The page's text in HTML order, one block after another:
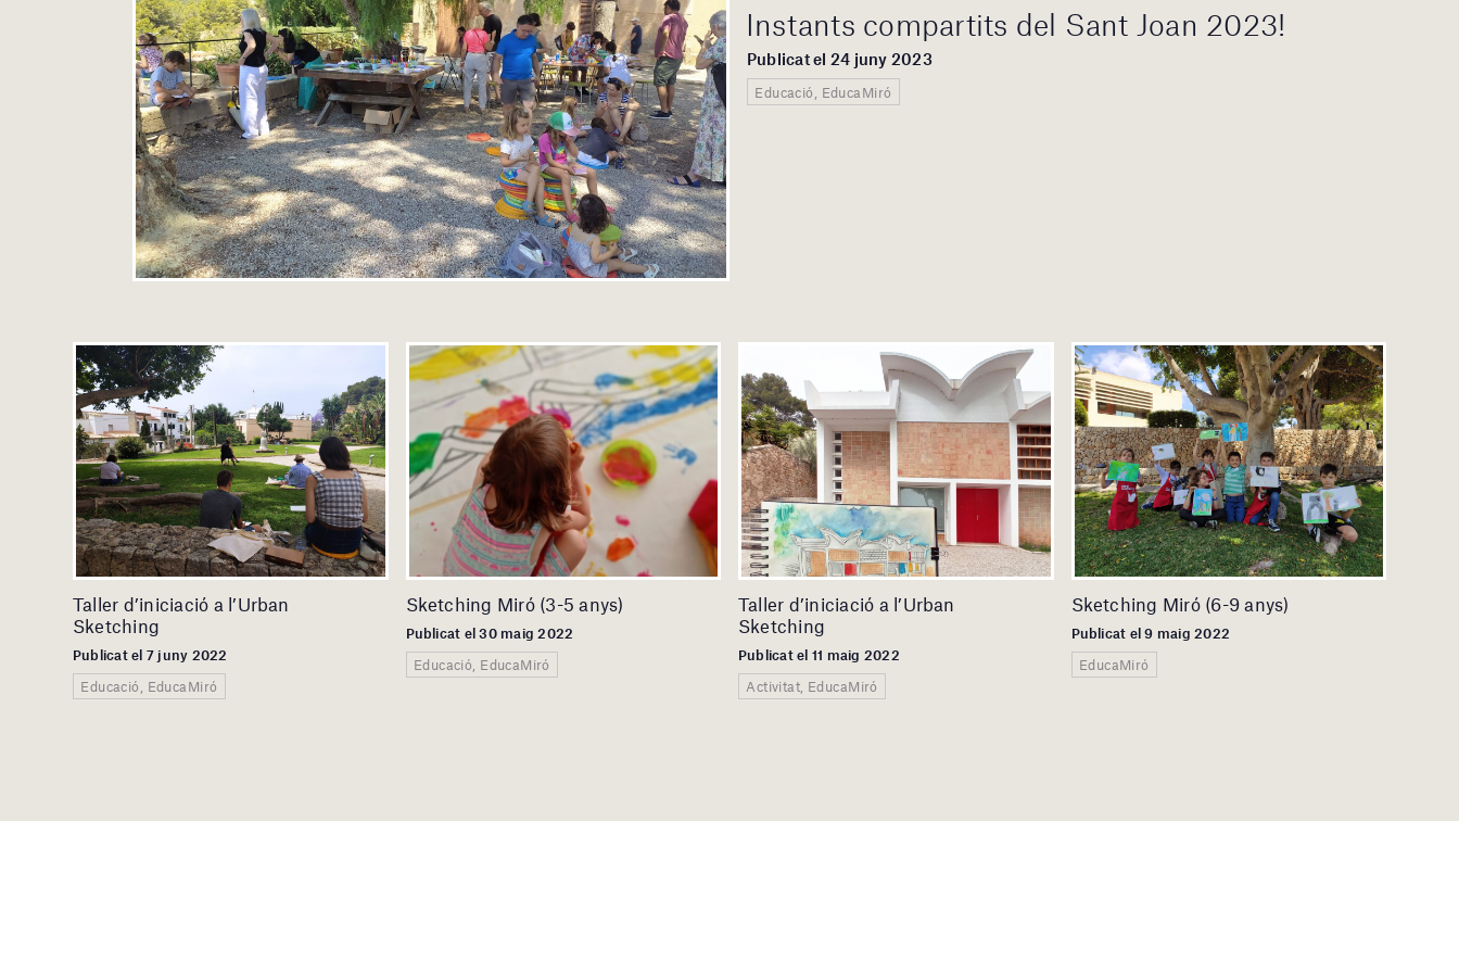
Instants compartits del Sant Joan 2023!
Publicat el 24 juny 2023
Educació, EducaMiró
Taller d’iniciació a l’Urban
Sketching
Publicat el 7 juny 2022
Educació, EducaMiró
Sketching Miró (3-5 anys)
Publicat el 30 maig 2022
Educació, EducaMiró
Taller d’iniciació a l’Urban
Sketching
Publicat el 11 maig 2022
Activitat, EducaMiró
Sketching Miró (6-9 anys)
Publicat el 9 maig 2022
EducaMiró